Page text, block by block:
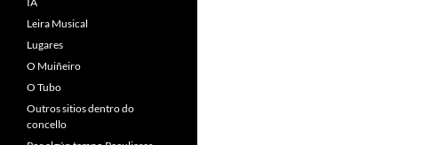
Leira Musical
Lugares
O Muiñeiro
O Tubo
Outros sitios dentro do
concello